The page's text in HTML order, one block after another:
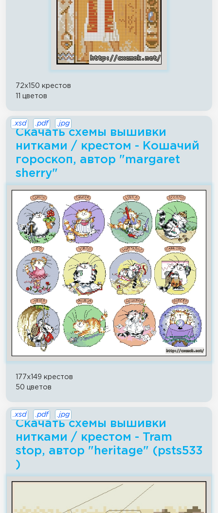
72x150 крестов
11 цветов
Скачать схемы вышивки
нитками / крестом - Кошачий
гороскоп, автор "margaret
sherry"
.xsd .pdf .jpg
177x149 крестов
50 цветов
Скачать схемы вышивки
нитками / крестом - Tram
stop, автор "heritage" (psts533
)
.xsd .pdf .jpg